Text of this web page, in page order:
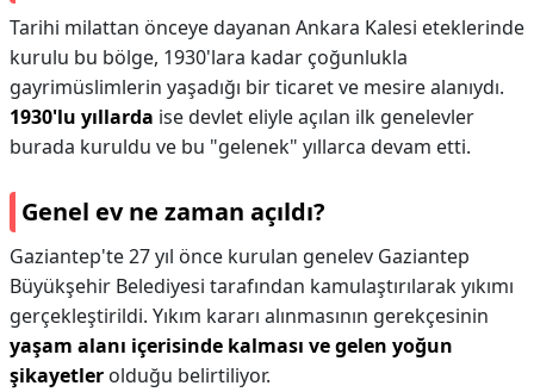
Tarihi milattan önceye dayanan Ankara Kalesi eteklerinde
kurulu bu bölge, 1930'lara kadar çoğunlukla
gayrimüslimlerin yaşadığı bir ticaret ve mesire alanıydı.
1930'lu yıllarda ise devlet eliyle açılan ilk genelevler
burada kuruldu ve bu "gelenek" yıllarca devam etti.
Genel ev ne zaman açıldı?
Gaziantep'te 27 yıl önce kurulan genelev Gaziantep
Büyükşehir Belediyesi tarafından kamulaştırılarak yıkımı
gerçekleştirildi. Yıkım kararı alınmasının gerekçesinin
yaşam alanı içerisinde kalması ve gelen yoğun
şikayetler olduğu belirtiliyor.